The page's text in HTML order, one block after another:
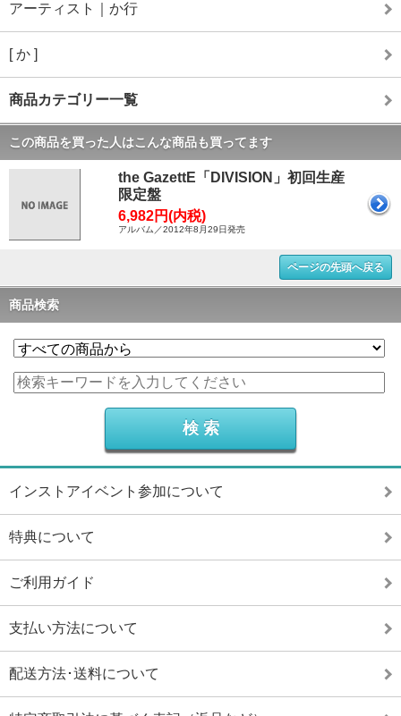
アーティスト｜か行
[ か ]
商品カテゴリー一覧
この商品を買った人はこんな商品も買ってます
the GazettE「DIVISION」初回生産
限定盤
6,982円(内税)
アルバム／2012年8月29日発売
ページの先頭へ戻る
商品検索
インストアイベント参加について
特典について
ご利用ガイド
支払い方法について
配送方法･送料について